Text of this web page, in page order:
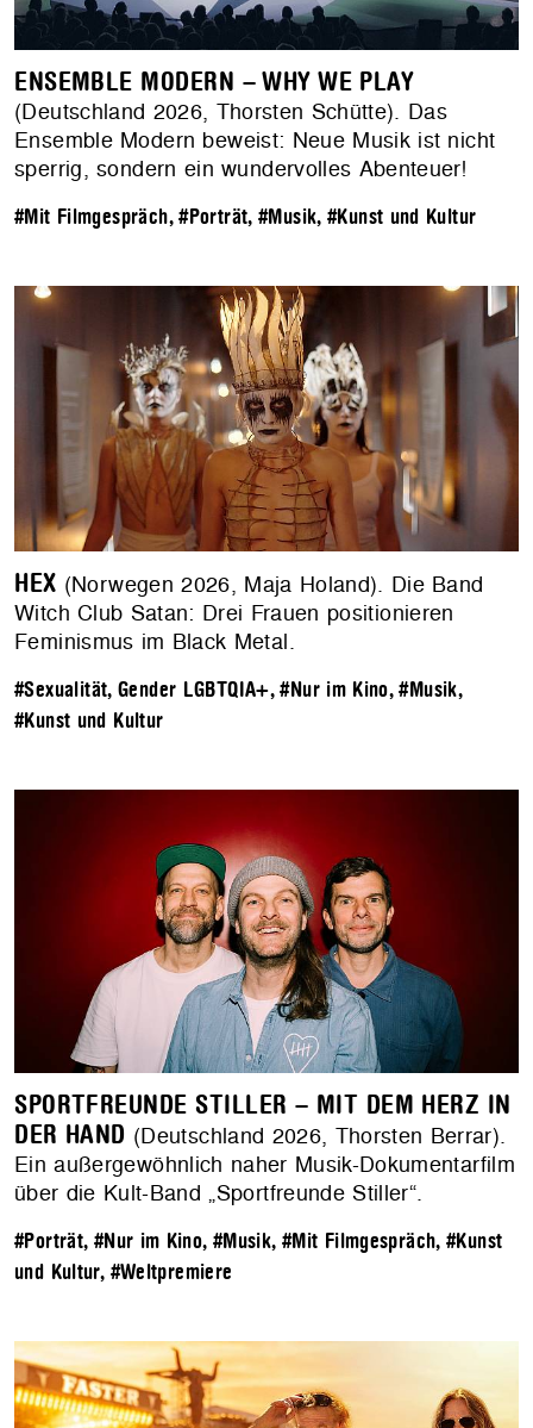
ENSEMBLE MODERN – WHY WE PLAY
(Deutschland 2026, Thorsten Schütte). Das
Ensemble Modern beweist: Neue Musik ist nicht
sperrig, sondern ein wundervolles Abenteuer!
#Mit Filmgespräch,#Porträt, #Musik, #Kunst und Kultur
HEX (Norwegen 2026, Maja Holand). Die Band
Witch Club Satan: Drei Frauen positionieren
Feminismus im Black Metal.
#Sexualität, Gender LGBTQIA+,#Nur im Kino,#Musik,
#Kunst und Kultur
SPORTFREUNDE STILLER – MIT DEM HERZ IN
DER HAND (Deutschland 2026, Thorsten Berrar).
Ein außergewöhnlich naher Musik-Dokumentarfilm
über die Kult-Band „Sportfreunde Stiller“.
#Porträt, #Nur im Kino, #Musik, #Mit Filmgespräch,#Kunst
und Kultur, #Weltpremiere